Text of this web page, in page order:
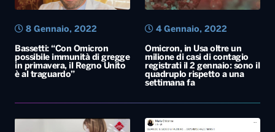
Bassetti: “Con Omicron
possibile immunità di gregge
in primavera, il Regno Unito
è al traguardo”
8 Gennaio, 2022
Omicron, in Usa oltre un
milione di casi di contagio
registrati il 2 gennaio: sono il
quadruplo rispetto a una
settimana fa
4 Gennaio, 2022